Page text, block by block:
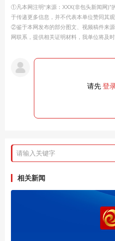
①凡本网注明“来源：XXX(非包头新闻网)”
于传递更多信息，并不代表本单位赞同其
②鉴于本网发布的部分图文、视频稿件来
网联系，提供相关证明材料，我单位将及时
请先登
相关新闻